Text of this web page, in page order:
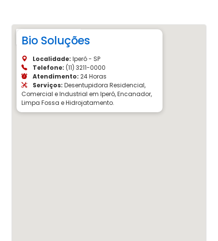
Bio Soluções
Localidade: Iperó - SP
Telefone: (11) 3211-0000
Atendimento: 24 Horas
Serviços: Desentupidora Residencial,
Comercial e Industrial em Iperó, Encanador,
Limpa Fossa e Hidrojatamento.